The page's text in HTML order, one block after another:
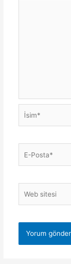
Posta*
sitesi